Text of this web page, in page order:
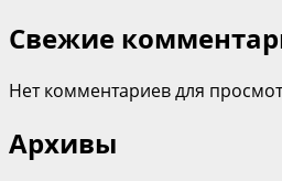
Свежие
Нет комментариев для
Архивы